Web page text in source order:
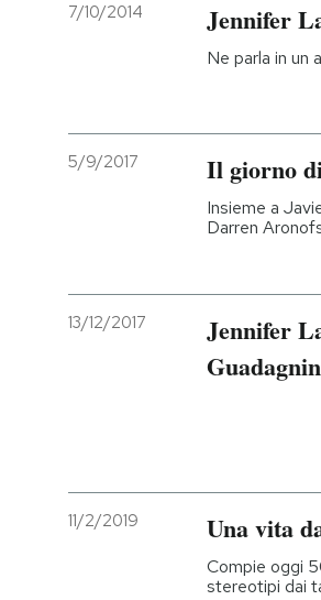
7/10/2014 Jennifer
Ne parla in un
5/9/2017 Il giorno
Insieme a
Darren
13/12/2017
Jennifer
11/2/2019 Una vita
Compie oggi
stereotipi dai